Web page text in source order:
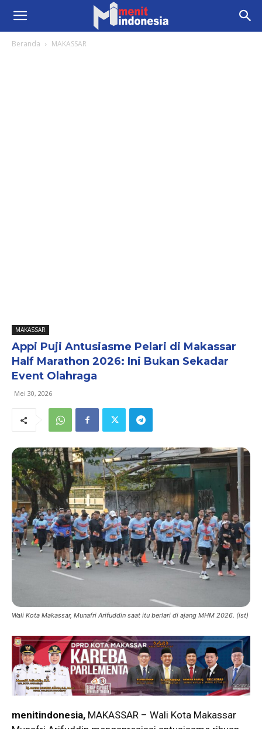
Beranda MAKASSAR
MAKASSAR
Appi Puji Antusiasme Pelari di Makassar
Half Marathon 2026: Ini Bukan Sekadar
Event Olahraga
Mei 30, 2026
Wali Kota Makassar, Munafri Arifuddin saat itu berlari di ajang MHM 2026. (ist)
menitindonesia, MAKASSAR – Wali Kota Makassar